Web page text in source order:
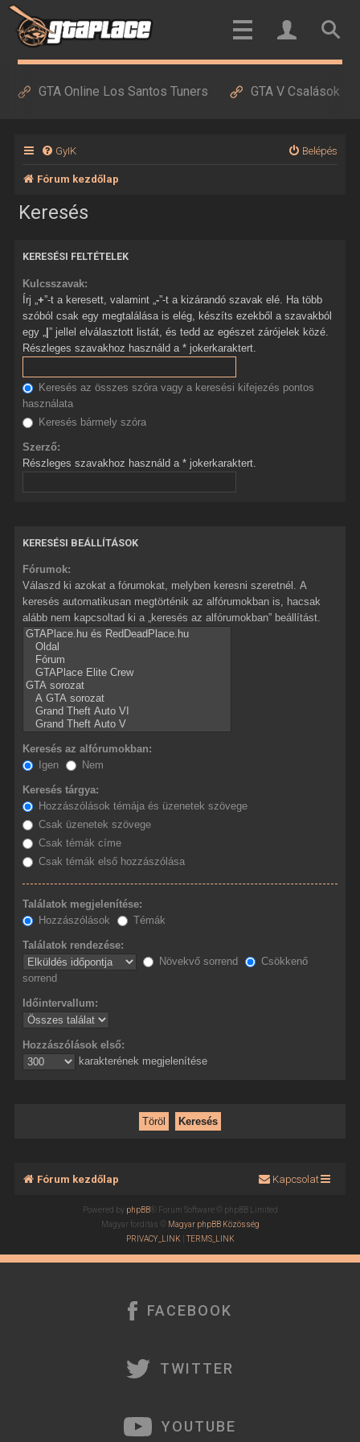
GTA Online Los Santos Tuners GTA V Csalások
GyIK Belépés
Fórum kezdőlap
Keresés
KERESÉSI FELTÉTELEK
Kulcsszavak:
Írj „ +”-t a keresett, valamint „ -”-t a kizárandó szavak elé. Ha több
szóból csak egy megtalálása is elég, készíts ezekből a szavakból
egy „ |” jellel elválasztott listát, és tedd az egészet zárójelek közé.
Részleges szavakhoz használd a * jokerkaraktert.
Keresés az összes szóra vagy a keresési kifejezés pontos
használata
Keresés bármely szóra
Szerző:
Részleges szavakhoz használd a * jokerkaraktert.
KERESÉSI BEÁLLÍTÁSOK
Fórumok:
Válaszd ki azokat a fórumokat, melyben keresni szeretnél. A
keresés automatikusan megtörténik az alfórumokban is, hacsak
alább nem kapcsoltad ki a „keresés az alfórumokban” beállítást.
Keresés az alfórumokban:
Igen
Nem
Keresés tárgya:
Hozzászólások témája és üzenetek szövege
Csak üzenetek szövege
Csak témák címe
Csak témák első hozzászólása
Találatok megjelenítése:
Hozzászólások
Témák
Találatok rendezése:
Növekvő sorrend
Csökkenő
sorrend
Időintervallum:
Hozzászólások első:
karakterének megjelenítése
Fórum kezdőlap Kapcsolat
Powered by phpBB® Forum Software © phpBB Limited
Magyar fordítás © Magyar phpBB Közösség
PRIVACY_LINK|TERMS_LINK
FACEBOOK
TWITTER
YOUTUBE